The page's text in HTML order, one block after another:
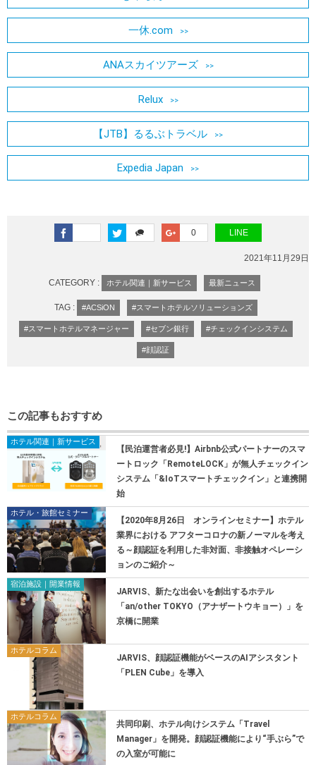
一休.com
ANAスカイツアーズ
Relux
【JTB】るるぶトラベル
Expedia Japan
0 LINE
2021年11月29日
CATEGORY : ホテル関連｜新サービス 最新ニュース
TAG : #ACSiON #スマートホテルソリューションズ
#スマートホテルマネージャー #セブン銀行 #チェックインシステム
#顔認証
この記事もおすすめ
ホテル関連｜新サービス
【⺠泊運営者必見!】Airbnb公式パートナーのスマ
ートロック「RemoteLOCK」が無人チェックイン
システム「&IoTスマートチェックイン」と連携開
始
ホテル・旅館セミナー
【2020年8月26日 オンラインセミナー】ホテル
業界における アフターコロナの新ノーマルを考え
る～顔認証を利用した非対面、非接触オペレーシ
ョンのご紹介～
宿泊施設｜開業情報
JARVIS、新たな出会いを創出するホテル
「an/other TOKYO（アナザートウキョー）」を
京橋に開業
ホテルコラム
JARVIS、顔認証機能がベースのAIアシスタント
「PLEN Cube」を導入
ホテルコラム
共同印刷、ホテル向けシステム「Travel
Manager」を開発。顔認証機能により“手ぶら”で
の入室が可能に